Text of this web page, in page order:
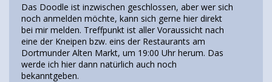
Das Doodle ist inzwischen geschlossen, aber wer sich
noch anmelden möchte, kann sich gerne hier direkt
bei mir melden. Treffpunkt ist aller Voraussicht nach
eine der Kneipen bzw. eins der Restaurants am
Dortmunder Alten Markt, um 19:00 Uhr herum. Das
werde ich hier dann natürlich auch noch
bekanntgeben.